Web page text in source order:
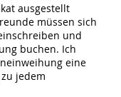
ausgestellt
müssen sich
und
buchen. Ich
eine
jedem